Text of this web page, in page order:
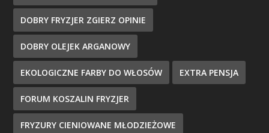
DOBRY FRYZJER ZGIERZ OPINIE
DOBRY OLEJEK ARGANOWY
EKOLOGICZNE FARBY DO WŁOSÓW EXTRA PENSJA
FORUM KOSZALIN FRYZJER
FRYZURY CIENIOWANE MŁODZIEŻOWE